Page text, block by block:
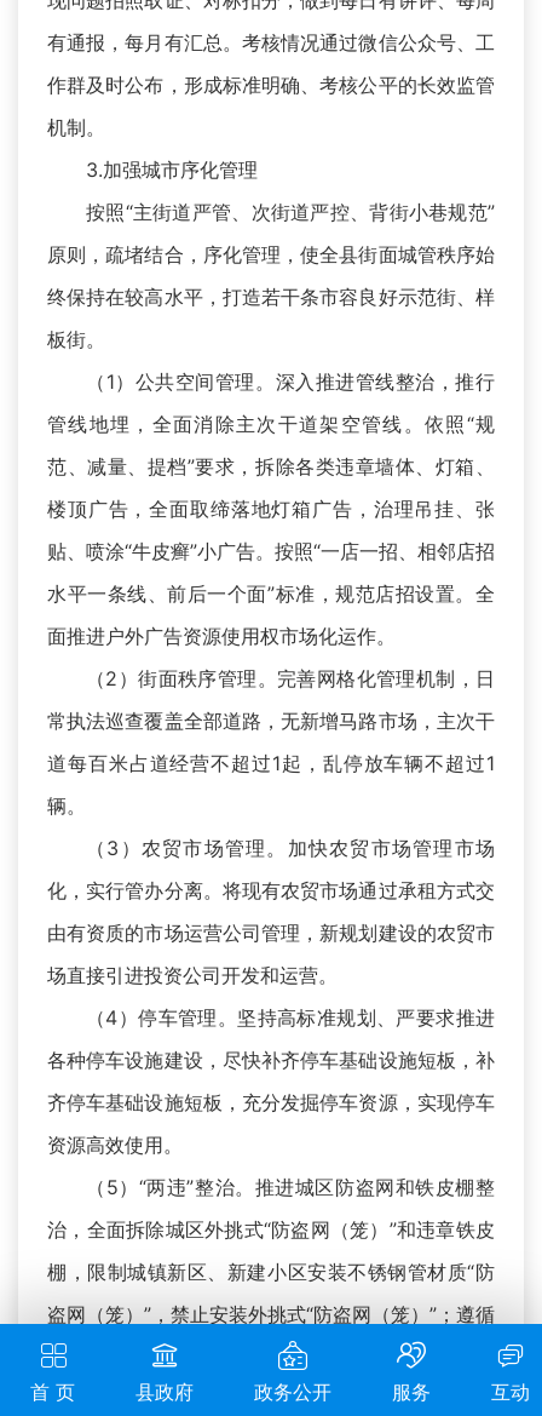
首 页 县政府 政务公开 服务 互动
有通报，每月有汇总。考核情况通过微信公众号、工
作群及时公布，形成标准明确、考核公平的长效监管
机制。
3.加强城市序化管理
按照“主街道严管、次街道严控、背街小巷规范”
原则，疏堵结合，序化管理，使全县街面城管秩序始
终保持在较高水平，打造若干条市容良好示范街、样
板街。
（1）公共空间管理。深入推进管线整治，推行
管线地埋，全面消除主次干道架空管线。依照“规
范、减量、提档”要求，拆除各类违章墙体、灯箱、
楼顶广告，全面取缔落地灯箱广告，治理吊挂、张
贴、喷涂“牛皮癣”小广告。按照“一店一招、相邻店招
水平一条线、前后一个面”标准，规范店招设置。全
面推进户外广告资源使用权市场化运作。
（2）街面秩序管理。完善网格化管理机制，日
常执法巡查覆盖全部道路，无新增马路市场，主次干
道每百米占道经营不超过1起，乱停放车辆不超过1
辆。
（3）农贸市场管理。加快农贸市场管理市场
化，实行管办分离。将现有农贸市场通过承租方式交
由有资质的市场运营公司管理，新规划建设的农贸市
场直接引进投资公司开发和运营。
（4）停车管理。坚持高标准规划、严要求推进
各种停车设施建设，尽快补齐停车基础设施短板，补
齐停车基础设施短板，充分发掘停车资源，实现停车
资源高效使用。
（5）“两违”整治。推进城区防盗网和铁皮棚整
治，全面拆除城区外挑式“防盗网（笼）”和违章铁皮
棚，限制城镇新区、新建小区安装不锈钢管材质“防
盗网（笼）”，禁止安装外挑式“防盗网（笼）”；遵循
“早发现、早制止、早拆除”原则，着力强化监管，确
保违法建筑零新增。